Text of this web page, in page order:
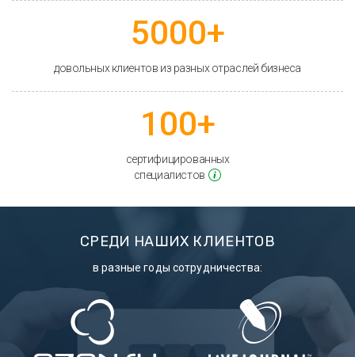
5000+
довольных клиентов из разных отраслей бизнеса
100+
сертифицированных
специалистов
СРЕДИ НАШИХ КЛИЕНТОВ
в разные годы сотрудничества: